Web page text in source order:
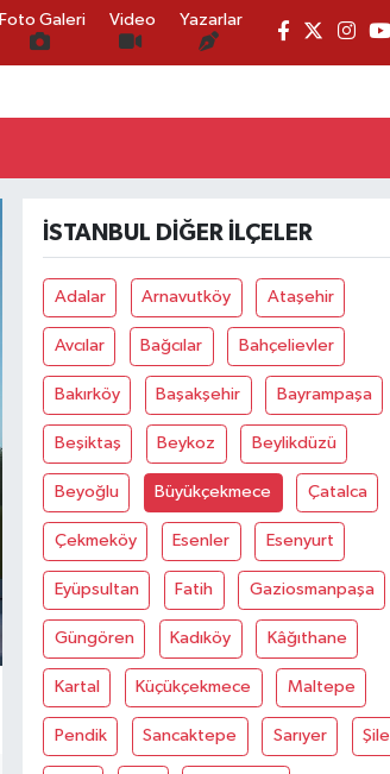
Foto Galeri Video Yazarlar
İSTANBUL DIĞER İLÇELER
Adalar Arnavutköy Ataşehir
Avcılar Bağcılar Bahçelievler
Bakırköy Başakşehir Bayrampaşa
Beşiktaş Beykoz Beylikdüzü
Beyoğlu Büyükçekmece Çatalca
Çekmeköy Esenler Esenyurt
Eyüpsultan Fatih Gaziosmanpaşa
Güngören Kadıköy Kâğıthane
Kartal Küçükçekmece Maltepe
Pendik Sancaktepe Sarıyer Şile